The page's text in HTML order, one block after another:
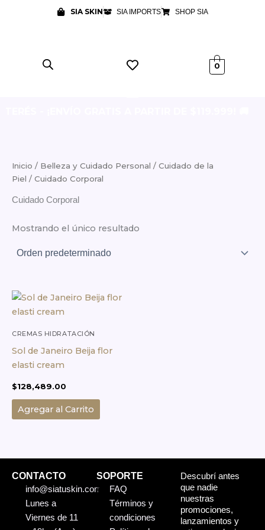
SIA SKIN SIA IMPORTS SHOP SIA
0
Inicio / Belleza y Cuidado Personal / Cuidado de la
Piel / Cuidado Corporal
Cuidado Corporal
Mostrando el único resultado
CREMAS HIDRATACIÓN
Sol de Janeiro Beija flor
elasti cream
$128,489.00
Agregar al Carrito
CONTACTO
info@siatuskin.com
Lunes a
Viernes de 11
SOPORTE
FAQ
Términos y
condiciones
Descubrí antes
que nadie
nuestras
promociones,
lanzamientos y